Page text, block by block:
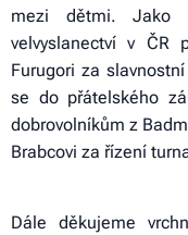
mezi dětmi. Jako
velvyslanectví v ČR
Furugori za
se do přátelského
dobrovolníkům z
Brabcovi za řízení
Dále děkujeme